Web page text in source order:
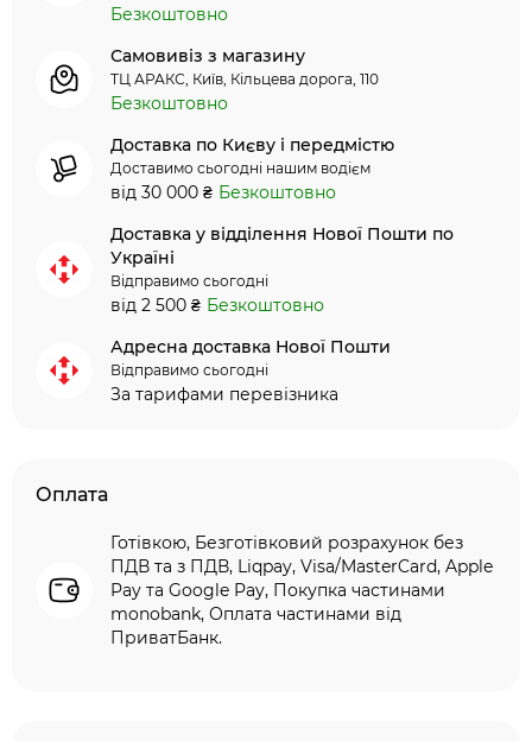
Безкоштовно
Самовивіз з магазину
ТЦ АРАКС, Київ, Кільцева дорога, 110
Безкоштовно
Доставка по Києву і передмістю
Доставимо сьогодні нашим водієм
від 30 000 ₴ Безкоштовно
Доставка у відділення Нової Пошти по
Україні
Відправимо сьогодні
від 2 500 ₴ Безкоштовно
Адресна доставка Нової Пошти
Відправимо сьогодні
За тарифами перевізника
Оплата
Готівкою, Безготівковий розрахунок без
ПДВ та з ПДВ, Liqpay, Visa/MasterCard, Apple
Pay та Google Pay, Покупка частинами
monobank, Оплата частинами від
ПриватБанк.